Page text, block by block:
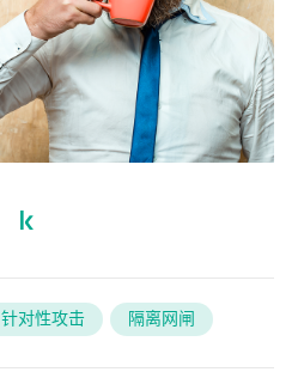
针对性攻击 隔离网闸